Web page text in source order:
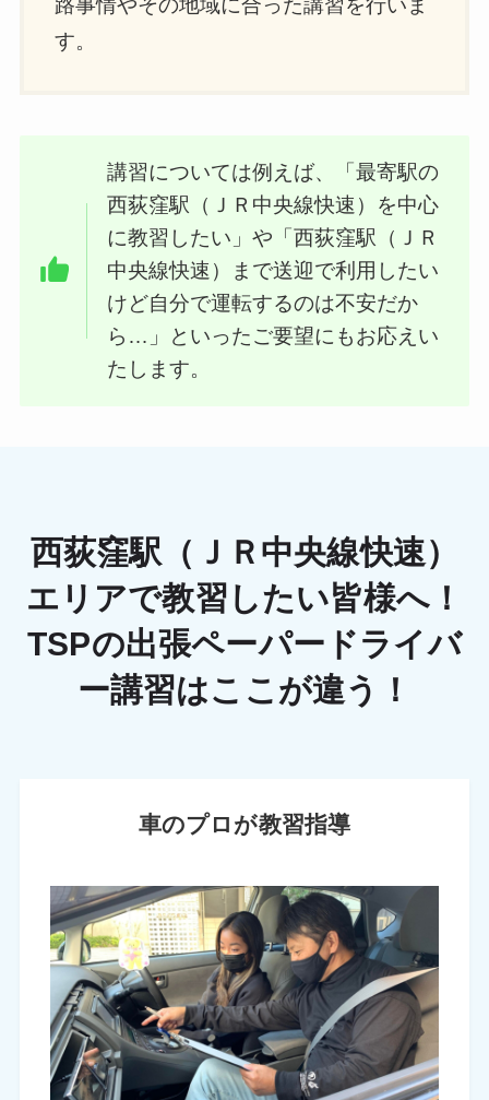
路事情やその地域に合った講習を行いま
す。
講習については例えば、「最寄駅の
西荻窪駅（ＪＲ中央線快速）を中心
に教習したい」や「西荻窪駅（ＪＲ
中央線快速）まで送迎で利用したい
けど自分で運転するのは不安だか
ら…」といったご要望にもお応えい
たします。
西荻窪駅（ＪＲ中央線快速）
エリアで教習したい皆様へ！
TSPの出張ペーパードライバ
ー講習はここが違う！
車のプロが教習指導